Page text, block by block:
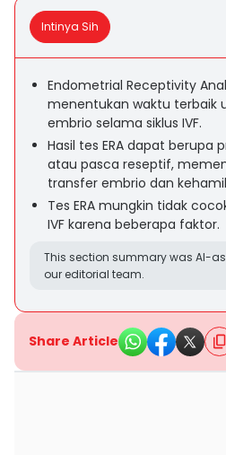
Intinya Sih
Endometrial Receptivity
menentukan waktu terbaik
embrio selama siklus IVF.
Hasil tes ERA dapat berupa
atau pasca reseptif,
transfer embrio dan
Tes ERA mungkin tidak
IVF karena beberapa faktor.
This section summary was AI-
our editorial team.
Share Article